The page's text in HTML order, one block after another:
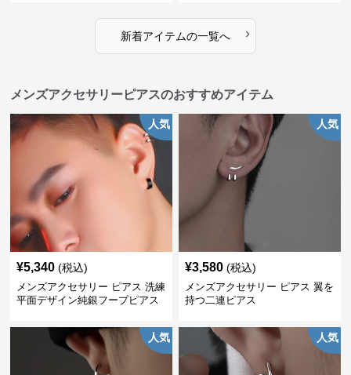
新着アイテムの一覧へ ›
メンズアクセサリーピアスのおすすめアイテム
人気
¥5,340 (税込)
メンズアクセサリー ピアス 洗練
平面デザイン純銀フープピアス
人気
¥3,580 (税込)
メンズアクセサリー ピアス 翼を
持つ二連ピアス
人気 人気